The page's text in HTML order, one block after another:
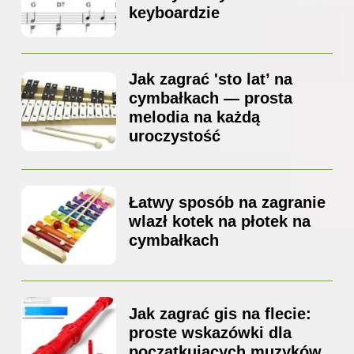
keyboardzie
Jak zagrać 'sto lat’ na
cymbałkach — prosta
melodia na każdą
uroczystość
Łatwy sposób na zagranie
wlazł kotek na płotek na
cymbałkach
Jak zagrać gis na flecie:
proste wskazówki dla